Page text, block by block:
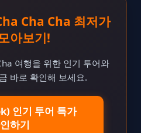
Cha Cha 최저가
아보기!
여행을 위한 인기 투어와
바로 확인해 보세요.
인기 투어 특가
하기